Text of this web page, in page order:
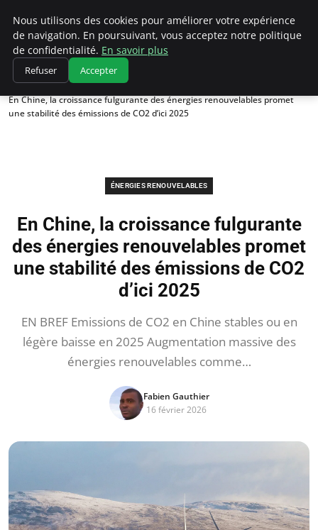
Climatedebtagents
Accueil
Énergies Renouvelables
En Chine, la croissance fulgurante des énergies renouvelables promet
une stabilité des émissions de CO2 d’ici 2025
ÉNERGIES RENOUVELABLES
En Chine, la croissance fulgurante
des énergies renouvelables promet
une stabilité des émissions de CO2
d’ici 2025
EN BREF Emissions de CO2 en Chine stables ou en
légère baisse en 2025 Augmentation massive des
énergies renouvelables comme…
Fabien Gauthier
16 février 2026
Nous utilisons des cookies pour améliorer votre expérience
de navigation. En poursuivant, vous acceptez notre politique
de confidentialité. En savoir plus
Refuser Accepter